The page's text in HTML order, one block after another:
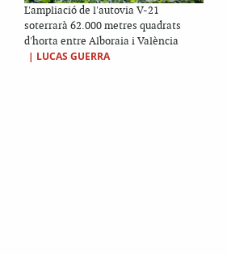
L'ampliació de l'autovia V-21
soterrarà 62.000 metres quadrats
d'horta entre Alboraia i València
| LUCAS GUERRA